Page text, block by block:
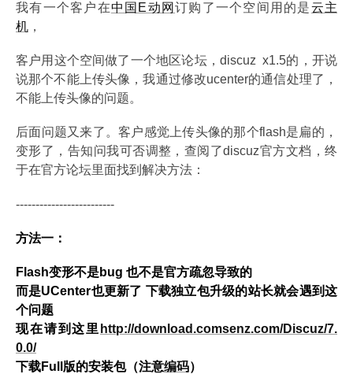
我有一个客户在中国E动网订购了一个空间用的是云主
机 ，
客户用这个空间做了一个地区论坛，discuz x1.5的，开说
说那个不能上传头像，我通过修改ucenter的通信处理了，
不能上传头像的问题。
后面问题又来了。客户感觉上传头像的那个flash是扁的，
变形了，告知问我可否调整，查阅了discuz官方文档，终
于在官方论坛里面找到解决方法：
-------------------------
方法一：
Flash变形不是bug 也不是官方疏忽导致的
而是UCenter也更新了 下载独立包升级的站长就会遇到这
个问题
现在请到这里 http://download.comsenz.com/Discuz/7.
0.0/
下载Full版的安装包（注意编码）